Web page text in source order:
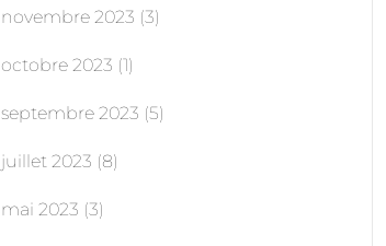
novembre 2023 (3)
octobre 2023 (1)
septembre 2023 (5)
juillet 2023 (8)
mai 2023 (3)